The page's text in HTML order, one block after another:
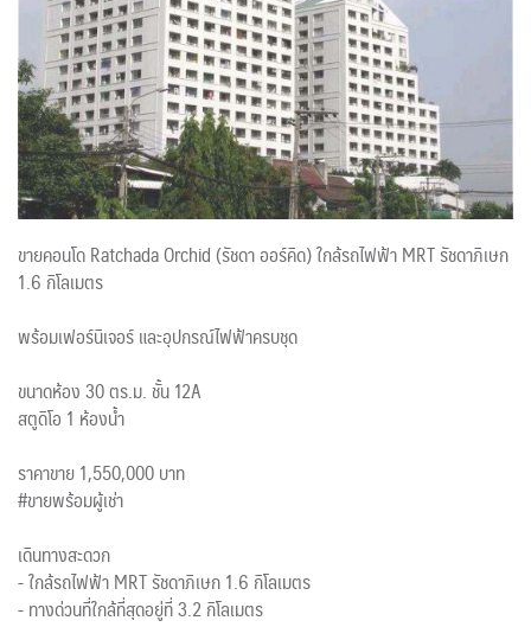
ขายคอนโด Ratchada Orchid (รัชดา ออร์คิด) ใกล้รถไฟฟ้า MRT รัชดาภิเษก
1.6 กิโลเมตร
พร้อมเฟอร์นิเจอร์ และอุปกรณ์ไฟฟ้าครบชุด
ขนาดห้อง 30 ตร.ม. ชั้น 12A
สตูดิโอ 1 ห้องน้ำ
ราคาขาย 1,550,000 บาท
#ขายพร้อมผู้เช่า
เดินทางสะดวก
- ใกล้รถไฟฟ้า MRT รัชดาภิเษก 1.6 กิโลเมตร
- ทางด่วนที่ใกล้ที่สุดอยู่ที่ 3.2 กิโลเมตร